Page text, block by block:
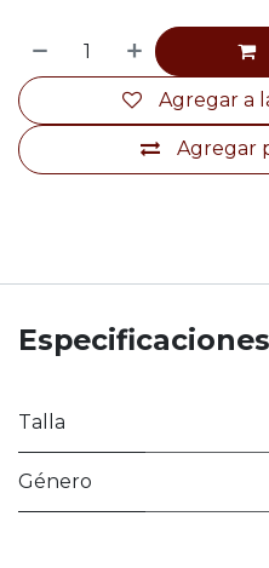
Agregar
Agregar a
Especificaciones
Talla
Género